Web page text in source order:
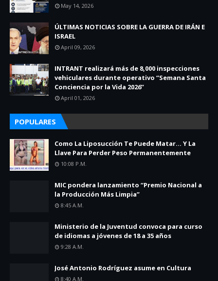
May 14, 2026
ÚLTIMAS NOTICIAS SOBRE LA GUERRA DE IRÁN E
ISRAEL
April 09, 2026
INTRANT realizará más de 8,000 inspecciones
vehiculares durante operativo “Semana Santa
Conciencia por la Vida 2026”
April 01, 2026
POPULARES
Como La Liposucción Te Puede Matar… Y La
Llave Para Perder Peso Permanentemente
10:08 P.m.
MIC pondera lanzamiento “Premio Nacional a
la Producción Más Limpia”
8:45 A.m.
Ministerio de la Juventud convoca para curso
de idiomas a jóvenes de 18 a 35 años
9:28 A.m.
José Antonio Rodríguez asume en Cultura
8:40 A.m.